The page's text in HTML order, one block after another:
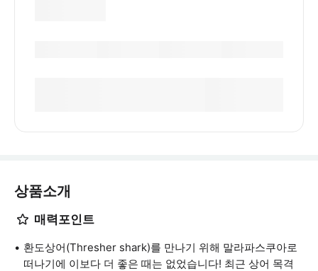
상품소개
매력포인트
환도상어(Thresher shark)를 만나기 위해 말라파스쿠아로
떠나기에 이보다 더 좋은 때는 없었습니다! 최근 상어 목격